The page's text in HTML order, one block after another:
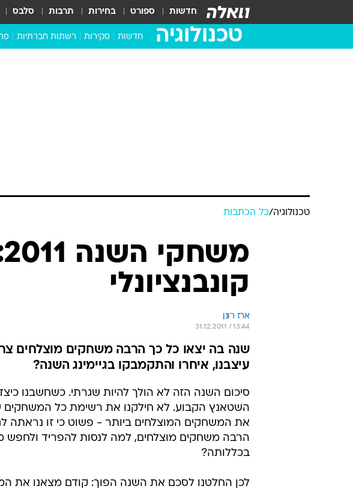
חדשות ספורט בחירות תרבות סלבס
טכנולוגיה חדשות סקירות רשתות חברתיות
טכנולוגיה/כל הכתבות
קונבנציונלי
ארז רונן
31.12.2011 / 13:44
שנה בה יצאו כל כך הרבה משחקים מוצלחים
עיצבנו, איחרו והתקמבקו בגיימינג השנה?
השטאנץ הקבוע. לא חילקנו את רשימת כל המשחקים
את המשחקים המוצלחים ביותר - פשוט כי זו נראתה
הרבה משחקים מוצלחים, למה לנסות להפריד ולחפש
בכללותה?
לכן החלטנו לסכם את השנה הפוך: קודם מצאנו את